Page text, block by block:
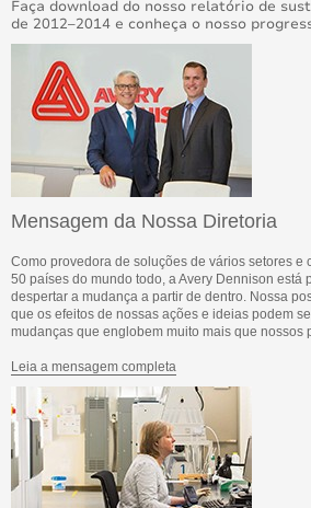
Faça download do nosso relatório de
de 2012–2014 e conheça o nosso
Mensagem da Nossa Diretoria
Como provedora de soluções de vários setores e
50 países do mundo todo, a Avery Dennison está
despertar a mudança a partir de dentro. Nossa
que os efeitos de nossas ações e ideias podem
mudanças que englobem muito mais que nossos
Leia a mensagem completa